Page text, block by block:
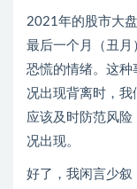
2021年的股市大
最后一个月（丑月
恐慌的情绪。这种
况出现背离时，我
应该及时防范风
况出现。
好了，我闲言少叙